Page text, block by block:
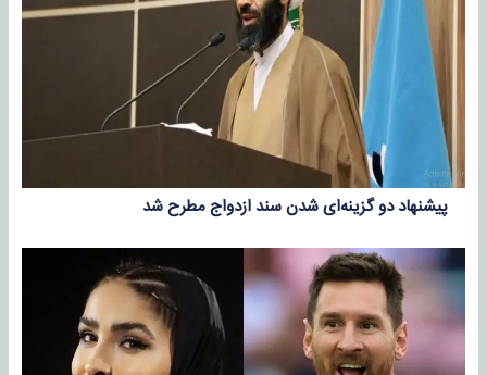
پیشنهاد دو گزینه‌ای شدن سند ازدواج مطرح شد